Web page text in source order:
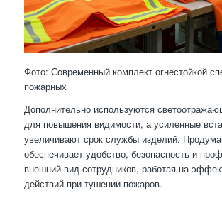
Фото: Современный комплект огнестойкой
пожарных
Дополнительно используются
для повышения видимости, а усиленные
увеличивают срок службы изделий.
обеспечивает удобство, безопасность и
внешний вид сотрудников, работая на
действий при тушении пожаров.